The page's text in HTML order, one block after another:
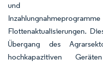
und
Flottenaktualisierungen.
Übergang des
hochkapazitiven